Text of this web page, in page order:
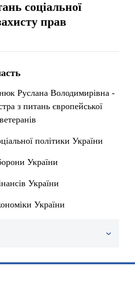
соціальної
прав
Руслана Володимирівна -
з питань європейської
політики України
України
України
України